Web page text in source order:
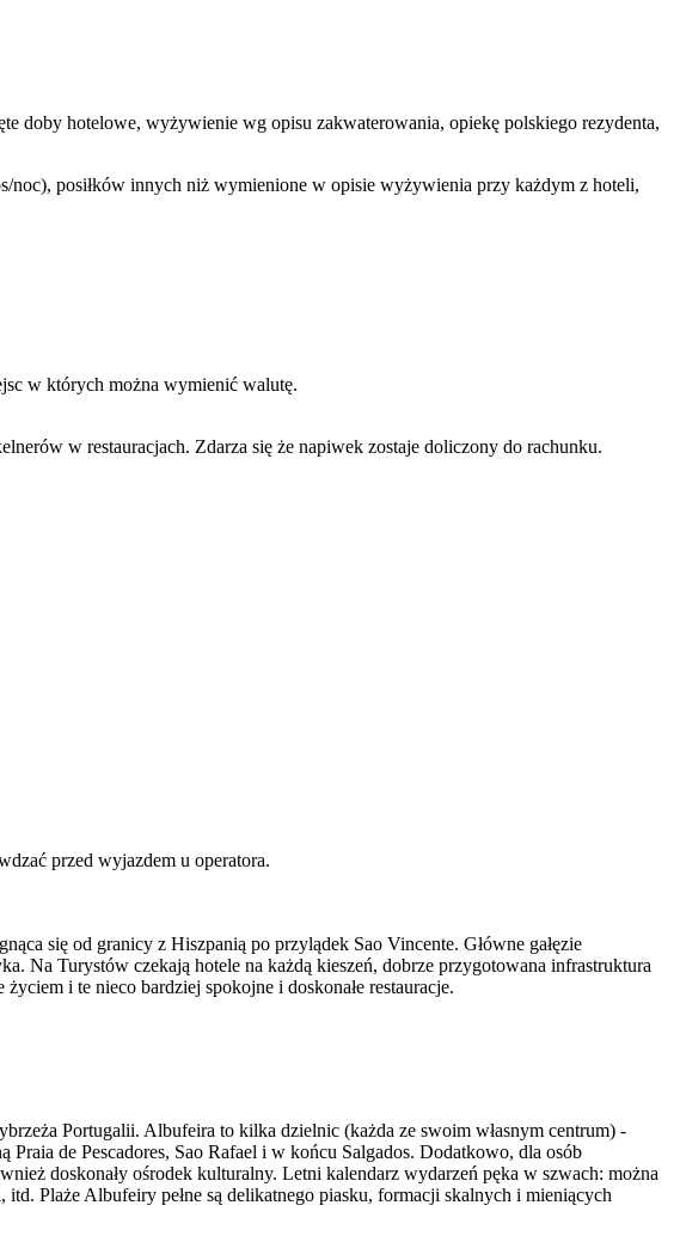
doby hotelowe, wyżywienie wg opisu zakwaterowania, opiekę polskiego rezydenta,
noc), posiłków innych niż wymienione w opisie wyżywienia przy każdym z hoteli,
w których można wymienić walutę.
w restauracjach. Zdarza się że napiwek zostaje doliczony do rachunku.
przed wyjazdem u operatora.
się od granicy z Hiszpanią po przylądek Sao Vincente. Główne gałęzie
Na Turystów czekają hotele na każdą kieszeń, dobrze przygotowana infrastruktura
i te nieco bardziej spokojne i doskonałe restauracje.
Portugalii. Albufeira to kilka dzielnic (każda ze swoim własnym centrum) -
de Pescadores, Sao Rafael i w końcu Salgados. Dodatkowo, dla osób
doskonały ośrodek kulturalny. Letni kalendarz wydarzeń pęka w szwach: można
Plaże Albufeiry pełne są delikatnego piasku, formacji skalnych i mieniących